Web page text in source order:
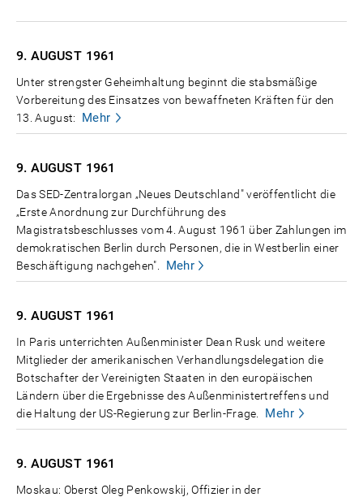
9. AUGUST 1961
Unter strengster Geheimhaltung beginnt die stabsmäßige
Vorbereitung des Einsatzes von bewaffneten Kräften für den
13. August:
Mehr
9. AUGUST 1961
Das SED-Zentralorgan „Neues Deutschland" veröffentlicht die
„Erste Anordnung zur Durchführung des
Magistratsbeschlusses vom 4. August 1961 über Zahlungen im
demokratischen Berlin durch Personen, die in Westberlin einer
Beschäftigung nachgehen".
Mehr
9. AUGUST 1961
In Paris unterrichten Außenminister Dean Rusk und weitere
Mitglieder der amerikanischen Verhandlungsdelegation die
Botschafter der Vereinigten Staaten in den europäischen
Ländern über die Ergebnisse des Außenministertreffens und
die Haltung der US-Regierung zur Berlin-Frage.
Mehr
9. AUGUST 1961
Moskau: Oberst Oleg Penkowskij, Offizier in der